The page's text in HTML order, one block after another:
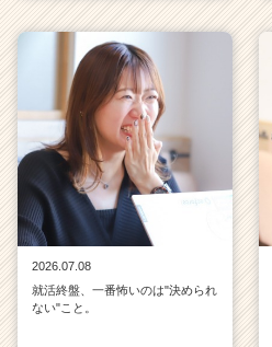
2026.07.08
就活終盤、一番怖いのは"決められ
ない"こと。